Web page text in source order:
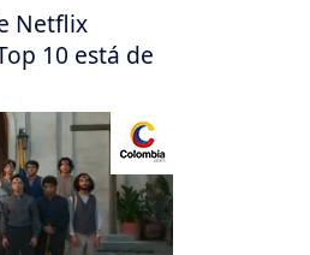
Netflix
10 está de